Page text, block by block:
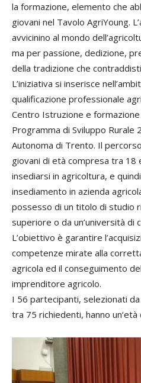
la formazione, elemento che
giovani nel Tavolo AgriYoung.
avvicinino al mondo
ma per passione, dedizione,
della tradizione che
L’iniziativa si inserisce
qualificazione professionale
Centro Istruzione e
Programma di Sviluppo Rurale
Autonoma di Trento. Il
giovani di età compresa tra 18
insediarsi in agricoltura, e
insediamento in azienda
possesso di un titolo di studio
superiore o da un’università di
L’obiettivo è garantire
competenze mirate alla
agricola ed il conseguimento
imprenditore agricolo.
I 56 partecipanti, selezionati
tra 75 richiedenti, hanno